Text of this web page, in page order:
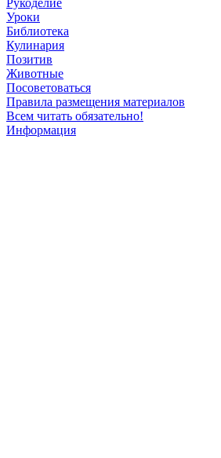
Уроки
Библиотека
Кулинария
Позитив
Животные
Посоветоваться
Правила размещения материалов
Всем читать обязательно!
Информация